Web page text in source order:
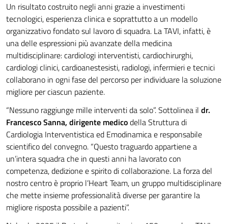
Un risultato costruito negli anni grazie a investimenti
tecnologici, esperienza clinica e soprattutto a un modello
organizzativo fondato sul lavoro di squadra. La TAVI, infatti, è
una delle espressioni più avanzate della medicina
multidisciplinare: cardiologi interventisti, cardiochirurghi,
cardiologi clinici, cardioanestesisti, radiologi, infermieri e tecnici
collaborano in ogni fase del percorso per individuare la soluzione
migliore per ciascun paziente.
“Nessuno raggiunge mille interventi da solo”. Sottolinea il dr.
Francesco Sanna, dirigente medicodella Struttura di
Cardiologia Interventistica ed Emodinamica e responsabile
scientifico del convegno. “Questo traguardo appartiene a
un’intera squadra che in questi anni ha lavorato con
competenza, dedizione e spirito di collaborazione. La forza del
nostro centro è proprio l’Heart Team, un gruppo multidisciplinare
che mette insieme professionalità diverse per garantire la
migliore risposta possibile a pazienti”.